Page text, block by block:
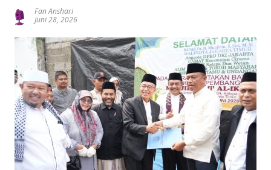
Fan Anshari
Juni 28, 2026